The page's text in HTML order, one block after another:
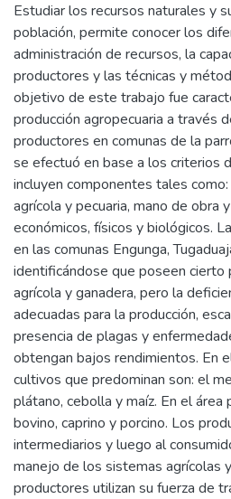
Estudiar los recursos naturales y
población, permite conocer los
administración de recursos, la
productores y las técnicas y
objetivo de este trabajo fue
producción agropecuaria a través
productores en comunas de la
se efectuó en base a los criterios
incluyen componentes tales
agrícola y pecuaria, mano de obra
económicos, físicos y biológicos.
en las comunas Engunga,
identificándose que poseen cierto
agrícola y ganadera, pero la
adecuadas para la producción,
presencia de plagas y
obtengan bajos rendimientos. En
cultivos que predominan son: el
plátano, cebolla y maíz. En el área
bovino, caprino y porcino. Los
intermediarios y luego al
manejo de los sistemas agrícolas
productores utilizan su fuerza de